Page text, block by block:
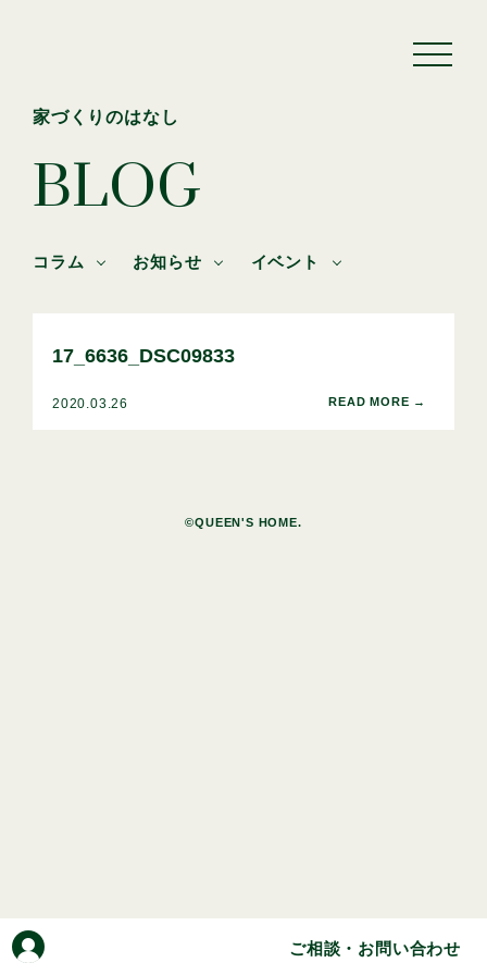
ご相談・お問い合わせ
家づくりのはなし
BLOG
コラム お知らせ イベント
17_6636_DSC09833
2020.03.26
©QUEEN'S HOME.